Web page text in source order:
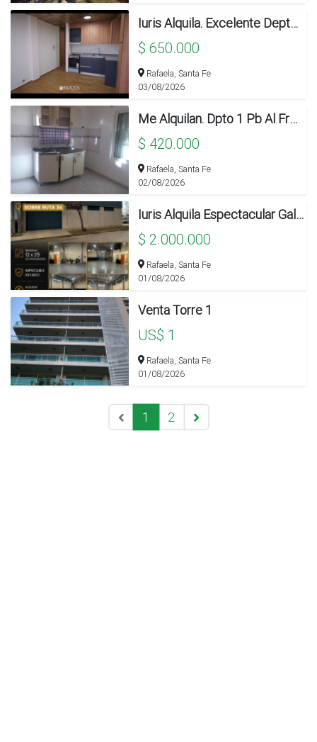
Iuris Alquila. Excelente Depto. Pizzurno 1 Dormitorio
$ 650.000
Rafaela, Santa Fe
03/08/2026
Me Alquilan. Dpto 1 Pb Al Frente
$ 420.000
Rafaela, Santa Fe
02/08/2026
Iuris Alquila Espectacular Galpon Sobre Ruta 34
$ 2.000.000
Rafaela, Santa Fe
01/08/2026
Venta Torre 1
US$ 1
Rafaela, Santa Fe
01/08/2026
1 2